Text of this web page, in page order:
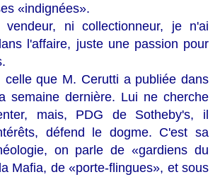
«indignées».
ni collectionneur, je n'ai
l'affaire, juste une passion pour
celle que M. Cerutti a publiée dans
semaine dernière. Lui ne cherche
mais, PDG de Sotheby's, il
défend le dogme. C'est sa
on parle de «gardiens du
Mafia, de «porte-flingues», et sous